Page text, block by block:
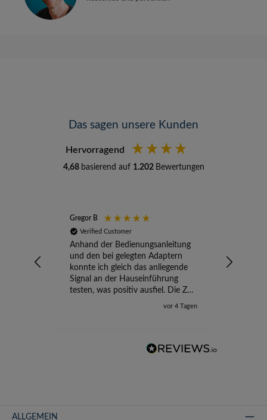
Das sagen unsere Kunden
Hervorragend
4,68 basierend auf 1.202 Bewertungen
Gregor B
Verified Customer
Anhand der Bedienungsanleitung
und den bei gelegten Adaptern
konnte ich gleich das anliegende
Signal an der Hauseinführung
testen, was positiv ausfiel. Die Zeit
der Ungewissheit ist jetzt vorbei,
vor 4 Tagen
ALLGEMEIN